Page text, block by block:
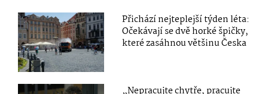
Přichází nejteplejší týden léta:
Očekávají se dvě horké špičky,
které zasáhnou většinu Česka